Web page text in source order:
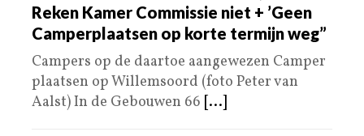
Reken Kamer Commissie niet + ’Geen
Camperplaatsen op korte termijn weg”
Campers op de daartoe aangewezen Camper
plaatsen op Willemsoord (foto Peter van
Aalst) In de Gebouwen 66 [...]